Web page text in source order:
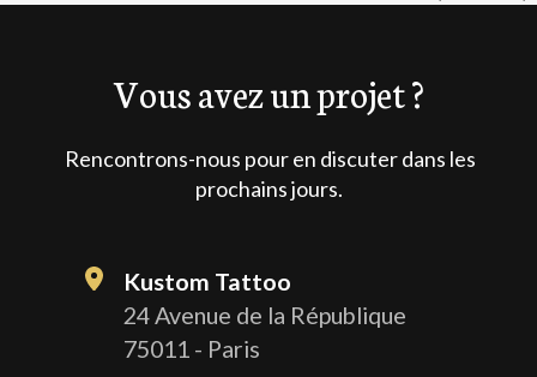
Vous avez un projet ?
Rencontrons-nous pour en discuter dans les
prochains jours.
Kustom Tattoo
24 Avenue de la République
75011 - Paris